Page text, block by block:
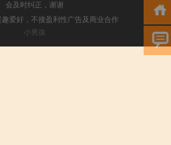
会及时纠正，谢谢
爱好，不接盈利性广告及商业合作
小男孩